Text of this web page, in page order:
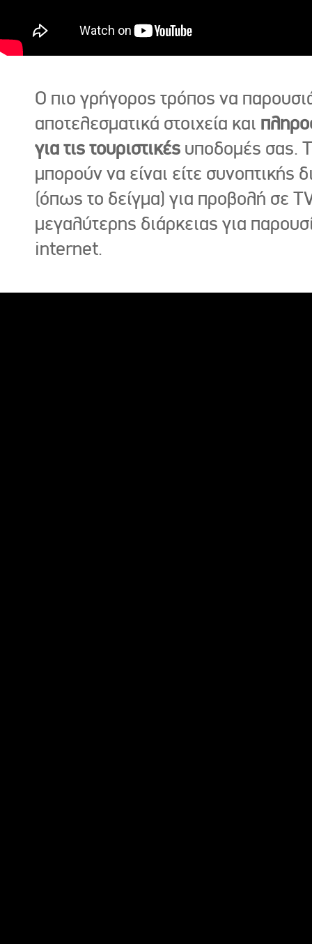
Ο πιο γρήγορος τρόπος να
αποτελεσματικά στοιχεία και
για τις τουριστικές υποδομές σας.
μπορούν να είναι είτε συνοπτικής
(όπως το δείγμα) για προβολή σε
μεγαλύτερης διάρκειας για
internet.